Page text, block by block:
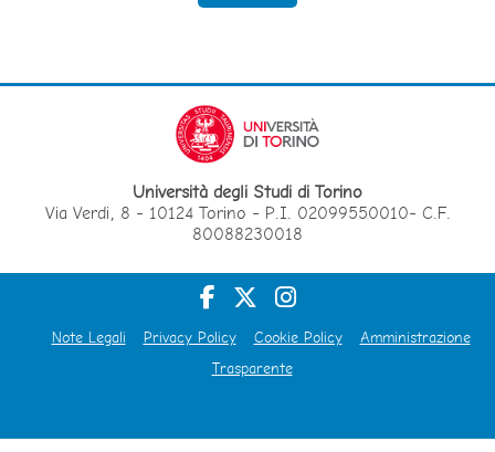
Università degli Studi di Torino
Via Verdi, 8 - 10124 Torino - P.I. 02099550010- C.F.
80088230018
Note Legali Privacy Policy Cookie Policy
Amministrazione
Trasparente